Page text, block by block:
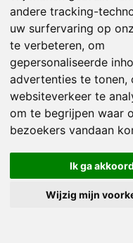
andere tracking-
uw surfervaring op
te verbeteren, om
gepersonaliseerde
advertenties te tonen,
websiteverkeer te
om te begrijpen waar
bezoekers vandaan
Ik ga akkoord
Wijzig mijn
planten we een